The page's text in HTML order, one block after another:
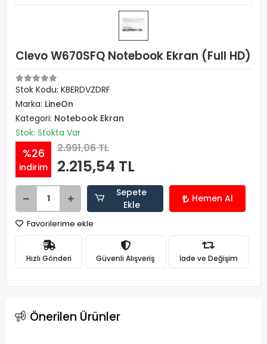
Clevo W670SFQ Notebook Ekran (Full HD)
Stok Kodu: KBERDVZDRF
Marka: LineOn
Kategori: Notebook Ekran
Stok: Stokta Var
%26
indirim
2.991,06 TL
2.215,54 TL
Sepete
Ekle
Hemen Al
Favorilerime ekle
Hızlı Gönderi Güvenli Alışveriş İade ve Değişim
Önerilen Ürünler